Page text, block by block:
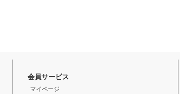
会員サービス
マイページ